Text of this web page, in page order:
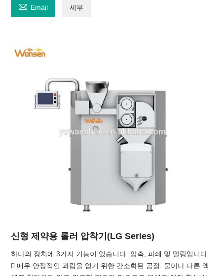
 Email 세부
신형 제약용 롤러 압착기(LG Series)
하나의 장치에 3가지 기능이 있습니다. 압축, 파쇄 및 밀링입니다.
 매우 안정적인 과립을 얻기 위한 간소화된 공정. 물이나 다른 액